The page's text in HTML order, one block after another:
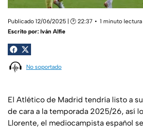
Publicado 12/06/2025 | 🕑 22:37
1 minuto lectura
Escrito por: Iván Alfie
No soportado
El Atlético de Madrid tendría listo a
de cara a la temporada 2025/26, así
Llorente, el mediocampista español